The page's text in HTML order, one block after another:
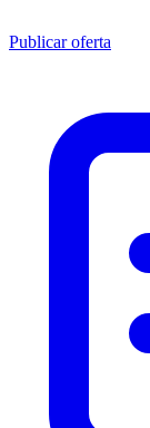
Publicar oferta